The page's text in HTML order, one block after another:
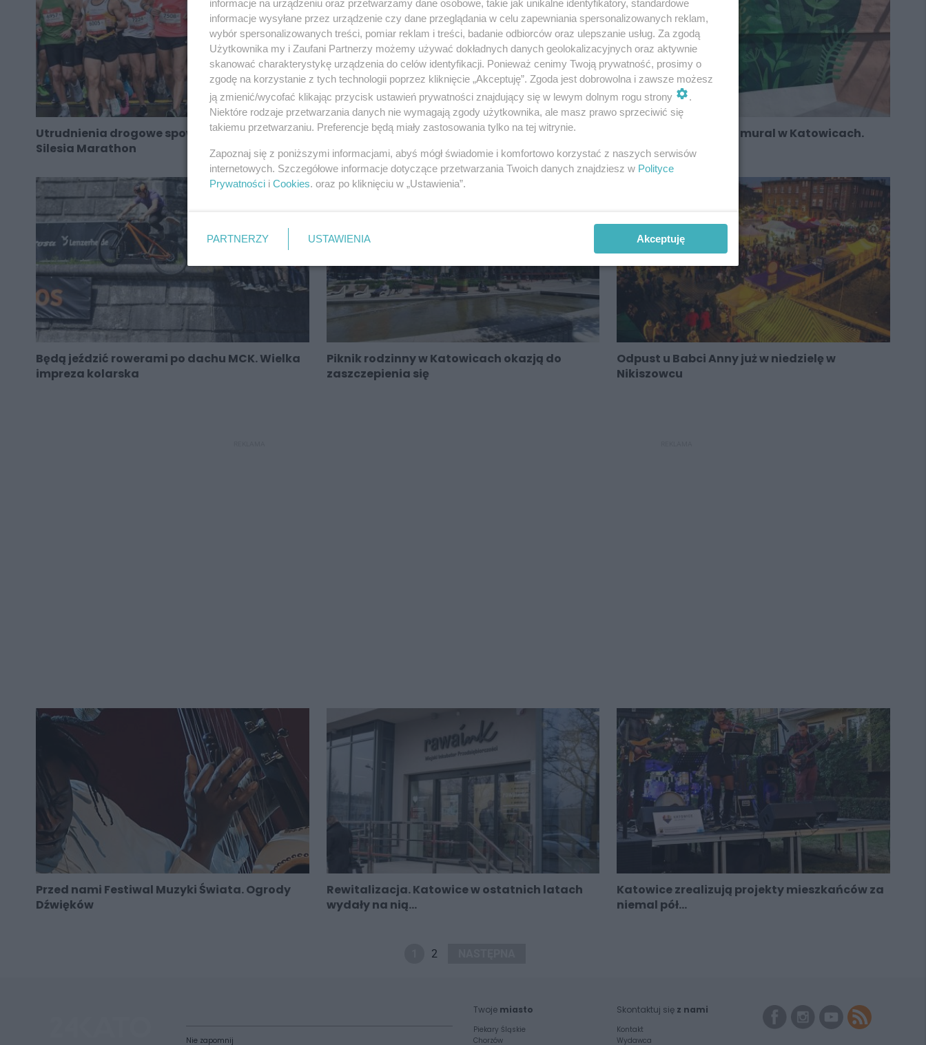
Utrudnienia drogowe spowodowane biegiem
Silesia Marathon
Święto Wojska Polskiego w Katowicach 14
sierpnia
Powstał ekologiczny mural w Katowicach.
Zobacz zdjęcia
Będą jeździć rowerami po dachu MCK. Wielka
impreza kolarska
Piknik rodzinny w Katowicach okazją do
zaszczepienia się
Odpust u Babci Anny już w niedzielę w
Nikiszowcu
Przed nami Festiwal Muzyki Świata. Ogrody
Dźwięków
Rewitalizacja. Katowice w ostatnich latach
wydały na nią...
Katowice zrealizują projekty mieszkańców za
niemal pół...
2
Nie zapomnij
Twoje miasto
Piekary Śląskie
Chorzów
Skontaktuj się z nami
Kontakt
Wydawca
informacje na urządzeniu oraz przetwarzamy dane osobowe, takie jak unikalne identyfikatory, standardowe
informacje wysyłane przez urządzenie czy dane przeglądania w celu zapewniania spersonalizowanych reklam,
wybór spersonalizowanych treści, pomiar reklam i treści, badanie odbiorców oraz ulepszanie usług. Za zgodą
Użytkownika my i Zaufani Partnerzy możemy używać dokładnych danych geolokalizacyjnych oraz aktywnie
skanować charakterystykę urządzenia do celów identyfikacji. Ponieważ cenimy Twoją prywatność, prosimy o
zgodę na korzystanie z tych technologii poprzez kliknięcie „Akceptuję”. Zgoda jest dobrowolna i zawsze możesz
ją zmienić/wycofać klikając przycisk ustawień prywatności znajdujący się w lewym dolnym rogu strony
.
Niektóre rodzaje przetwarzania danych nie wymagają zgody użytkownika, ale masz prawo sprzeciwić się
takiemu przetwarzaniu. Preferencje będą miały zastosowania tylko na tej witrynie.
Zapoznaj się z poniższymi informacjami, abyś mógł świadomie i komfortowo korzystać z naszych serwisów
internetowych. Szczegółowe informacje dotyczące przetwarzania Twoich danych znajdziesz w Polityce
Prywatności i Cookies. oraz po kliknięciu w „Ustawienia”.
PARTNERZY USTAWIENIA Akceptuję